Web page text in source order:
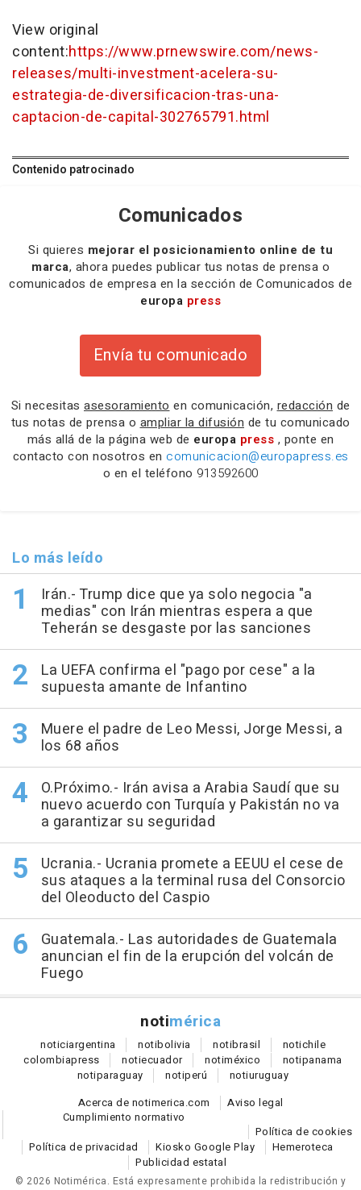
View original
content:https://www.prnewswire.com/news-
releases/multi-investment-acelera-su-
estrategia-de-diversificacion-tras-una-
captacion-de-capital-302765791.html
Contenido patrocinado
Comunicados
Si quieres mejorar el posicionamiento online de tu
marca, ahora puedes publicar tus notas de prensa o
comunicados de empresa en la sección de Comunicados de
europa press
Envía tu comunicado
Si necesitas asesoramiento en comunicación, redacción de
tus notas de prensa o ampliar la difusión de tu comunicado
más allá de la página web de europa press , ponte en
contacto con nosotros en comunicacion@europapress.es
o en el teléfono 913592600
Lo más leído
Irán.- Trump dice que ya solo negocia "a
medias" con Irán mientras espera a que
Teherán se desgaste por las sanciones
La UEFA confirma el "pago por cese" a la
supuesta amante de Infantino
Muere el padre de Leo Messi, Jorge Messi, a
los 68 años
O.Próximo.- Irán avisa a Arabia Saudí que su
nuevo acuerdo con Turquía y Pakistán no va
a garantizar su seguridad
Ucrania.- Ucrania promete a EEUU el cese de
sus ataques a la terminal rusa del Consorcio
del Oleoducto del Caspio
Guatemala.- Las autoridades de Guatemala
anuncian el fin de la erupción del volcán de
Fuego
notimérica
noticiargentina notibolivia notibrasil notichile
colombiapress notiecuador notiméxico notipanama
notiparaguay notiperú notiuruguay
Acerca de notimerica.com
Aviso legal
Cumplimiento normativo
Política de cookies
Política de privacidad
Kiosko Google Play
Hemeroteca
Publicidad estatal
© 2026 Notimérica. Está expresamente prohibida la redistribución y